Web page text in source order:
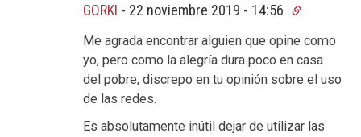
GORKI - 22 noviembre 2019 - 14:56
Me agrada encontrar alguien que opine como
yo, pero como la alegría dura poco en casa
del pobre, discrepo en tu opinión sobre el uso
de las redes.
Es absolutamente inútil dejar de utilizar las